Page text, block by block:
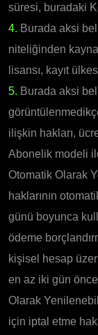
süresi, buradaki
4. Burada aksi
niteliğinden
lisansı, kayıt
5. Burada aksi
ilişkin hakları,
Abonelik modeli
Otomatik Olarak
haklarının
günü boyunca
ödeme
kişisel hesap
en az iki gün
Olarak
için iptal etme